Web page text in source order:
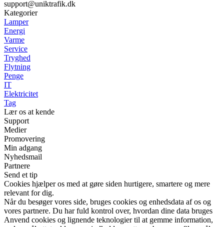
support@uniktrafik.dk
Kategorier
Lamper
Energi
Varme
Service
Tryghed
Flytning
Penge
IT
Elektricitet
Tag
Lær os at kende
Support
Medier
Promovering
Min adgang
Nyhedsmail
Partnere
Send et tip
Cookies hjælper os med at gøre siden hurtigere, smartere og mere
relevant for dig.
Når du besøger vores side, bruges cookies og enhedsdata af os og
vores partnere. Du har fuld kontrol over, hvordan dine data bruges
Anvend cookies og lignende teknologier til at gemme information,